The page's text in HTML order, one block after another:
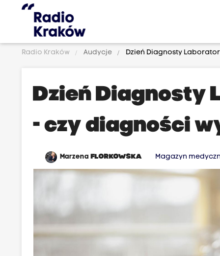
Radio Kraków Audycje Dzień Diagnosty
Dzień Diagnosty
- czy diagności
MarzenaFLORKOWSKA Magazyn